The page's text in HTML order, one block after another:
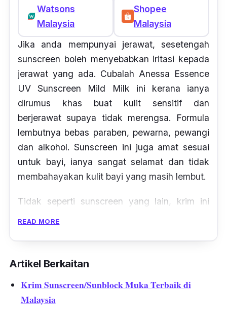
Watsons
Malaysia
Shopee
Malaysia
Jika anda mempunyai jerawat, sesetengah
sunscreen boleh menyebabkan iritasi kepada
jerawat yang ada. Cubalah Anessa Essence
UV Sunscreen Mild Milk ini kerana ianya
dirumus khas buat kulit sensitif dan
berjerawat supaya tidak merengsa. Formula
lembutnya bebas paraben, pewarna, pewangi
dan alkohol. Sunscreen ini juga amat sesuai
untuk bayi, ianya sangat selamat dan tidak
membahayakan kulit bayi yang masih lembut.
Tidak seperti sunscreen yang lain, krim ini
dibahagian sunscreen tersebut.
READ MORE
Artikel Berkaitan
Krim Sunscreen/Sunblock Muka Terbaik di
Malaysia